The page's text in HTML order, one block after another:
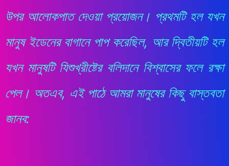
উপর আলোকপাত দেওয়া প্রয়োজন। প্রথমটি হল যখন
মানুষ ইডেনের বাগানে পাপ করেছিল, আর দ্বিতীয়টি হল
যখন মানুষটি যিশুখ্রীষ্টের বলিদানে বিশ্বাসের ফলে রক্ষা
পেল। অতএব, এই পাঠে আমরা মানুষের কিছু বাস্তবতা
জানব: